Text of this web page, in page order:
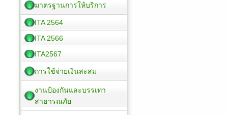
มาตรฐานการให้บริการ
ITA 2564
ITA 2566
ITA2567
การใช้จ่ายเงินสะสม
งานป้องกันและบรรเทา
สาธารณภัย